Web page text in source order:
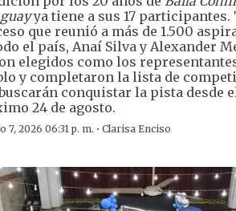
ya tiene a sus 17 participantes.
que reunió a más de 1.500
el país, Anaí Silva y Alexander
elegidos como los
y completaron la lista de
conquistar la pista desde
24 de agosto.
7, 2026 06:31 p. m. · Clarisa Enciso